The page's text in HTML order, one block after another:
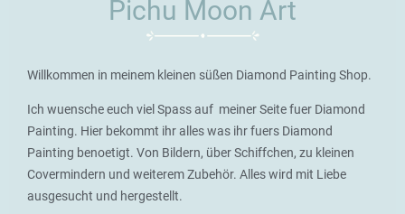
Pichu Moon Art
Willkommen in meinem kleinen süßen Diamond Painting Shop.
Ich wuensche euch viel Spass auf meiner Seite fuer Diamond
Painting. Hier bekommt ihr alles was ihr fuers Diamond
Painting benoetigt. Von Bildern, über Schiffchen, zu kleinen
Covermindern und weiterem Zubehör. Alles wird mit Liebe
ausgesucht und hergestellt.